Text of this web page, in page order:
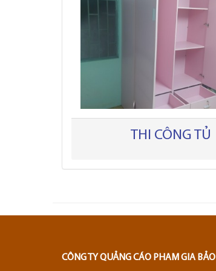
THI CÔNG TỦ
CÔNG TY QUẢNG CÁO PHAM GIA BẢO